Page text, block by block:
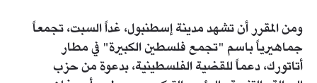
ومن المقرر أن تشهد مدينة إسطنبول، غداً السبت، تجمعاً
جماهيرياً باسم "تجمع فلسطين الكبيرة" في مطار
أتاتورك، دعماً للقضية الفلسطينية، بدعوة من حزب